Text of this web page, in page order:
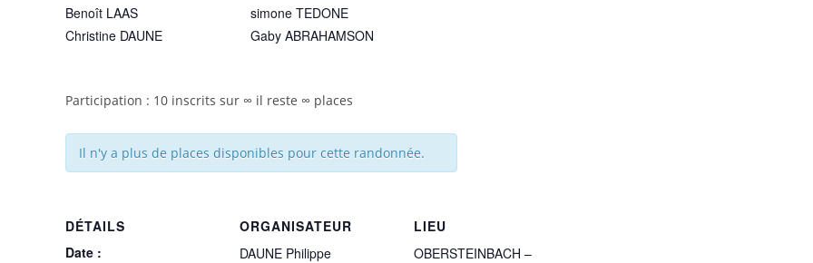
Benoît LAAS
Christine DAUNE
simone TEDONE
Gaby ABRAHAMSON
Participation : 10 inscrits sur ∞ il reste ∞ places
Il n'y a plus de places disponibles pour cette randonnée.
DÉTAILS
Date :
ORGANISATEUR
DAUNE Philippe
LIEU
OBERSTEINBACH –